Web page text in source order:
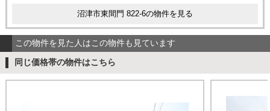
沼津市東間門 822-6の物件を見る
この物件を見た人はこの物件も見ています
同じ価格帯の物件はこちら